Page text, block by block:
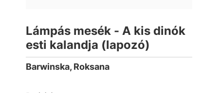
Lámpás mesék - A kis dinók
esti kalandja (lapozó)
Barwinska, Roksana